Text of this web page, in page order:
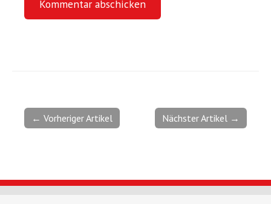
Nächster Artikel →
← Vorheriger Artikel